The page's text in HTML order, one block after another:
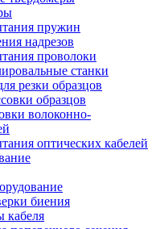
пружин
надрезов
проволоки
станки
резки образцов
образцов
волоконно-
оптических кабелей
биения
кабеля